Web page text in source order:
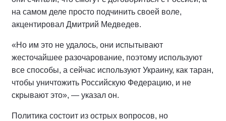
на самом деле просто подчинить своей воле,
акцентировал Дмитрий Медведев.
«Но им это не удалось, они испытывают
жесточайшее разочарование, поэтому используют
все способы, а сейчас используют Украину, как таран,
чтобы уничтожить Российскую Федерацию, и не
скрывают это», — указал он.
Политика состоит из острых вопросов, но